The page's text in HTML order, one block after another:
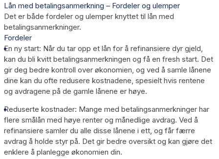
Lån med betalingsanmerkning – Fordeler og ulemper
Det er både fordeler og ulemper knyttet til lån med
betalingsanmerkninger.
Fordeler
En ny start: Når du tar opp et lån for å refinansiere dyr gjeld,
kan du bli kvitt betalingsanmerkningen og få en fresh start. Det
gir deg bedre kontroll over økonomien, og ved å samle lånene
dine kan du ofte redusere kostnadene, spesielt hvis rentene
og avdragene på de gamle lånene er høye.
Reduserte kostnader: Mange med betalingsanmerkninger har
flere smålån med høye renter og månedlige avdrag. Ved å
refinansiere samler du alle disse lånene i ett, og får færre
avdrag å holde styr på. Det gir bedre oversikt og kan gjøre det
enklere å planlegge økonomien din.